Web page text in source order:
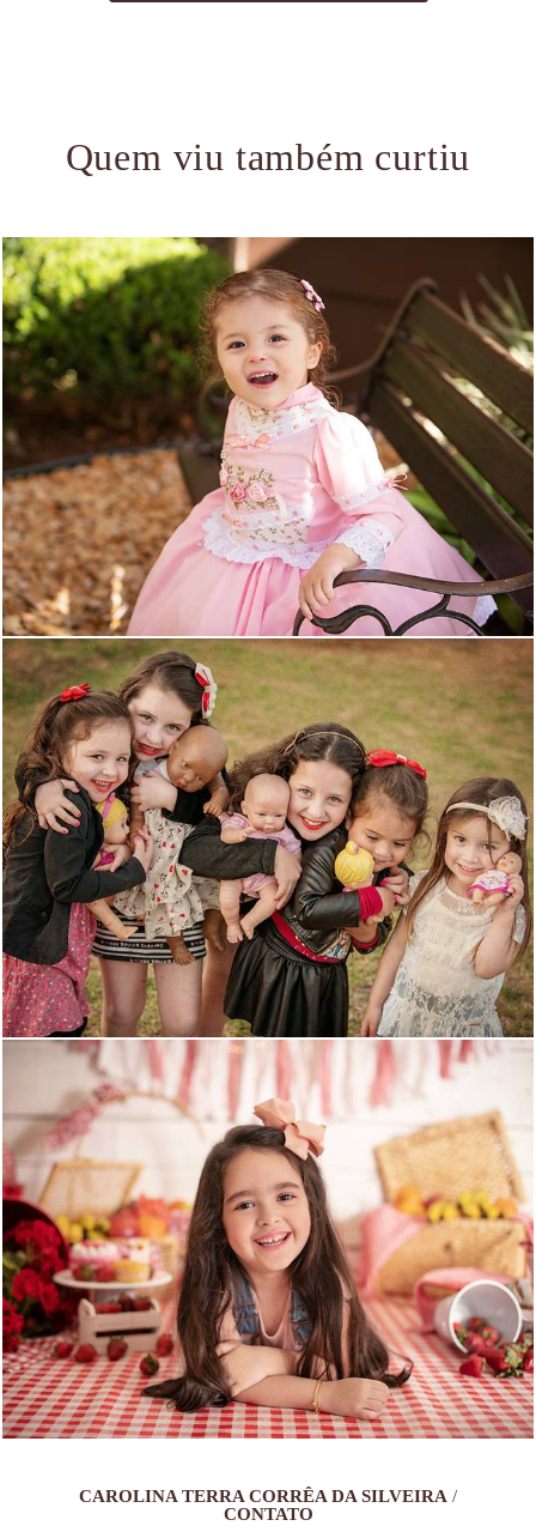
Quem viu também curtiu
1451 0
1522 4
1751 58
CAROLINA TERRA CORRÊA DA SILVEIRA /
CONTATO